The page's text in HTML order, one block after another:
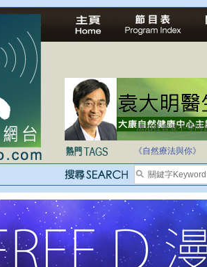
法治社會並不等同
《自然療法與你》